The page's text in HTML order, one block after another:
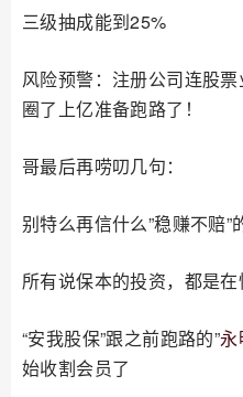
三级抽成能到25%
风险预警：注册公司连股
圈了上亿准备跑路了！
哥最后再唠叨几句：
别特么再信什么”稳赚不赔”
所有说保本的投资，都是
“安我股保”跟之前跑路的”永
始收割会员了